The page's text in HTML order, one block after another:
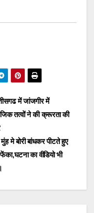
में जांजगीर में
तत्वों ने की क्रूरता की
मे बोरी बांधकर पीटते हुए
का वीडियो भी